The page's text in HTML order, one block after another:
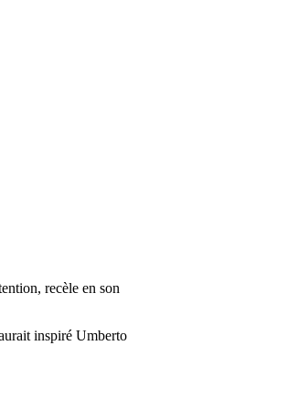
recèle en son
inspiré Umberto